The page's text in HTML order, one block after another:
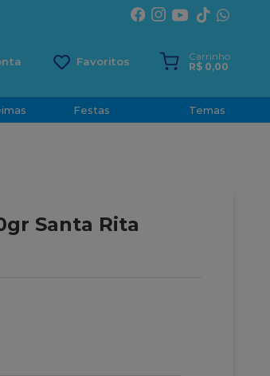
Carrinho
R$ 0,00
Festas Temas
Santa Rita